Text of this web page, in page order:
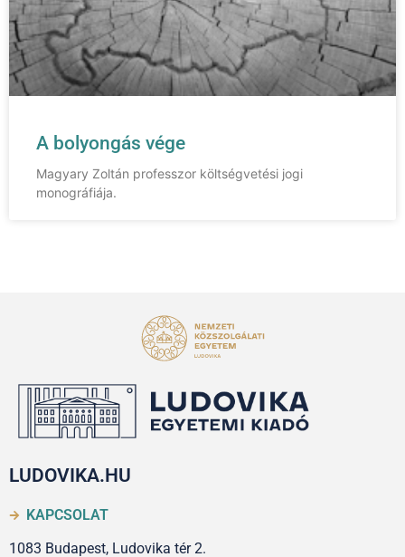
A bolyongás vége
Magyary Zoltán professzor költségvetési jogi
monográfiája.
LUDOVIKA.HU
KAPCSOLAT
1083 Budapest, Ludovika tér 2.